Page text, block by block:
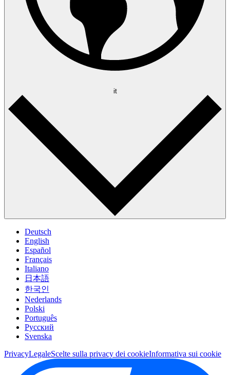
it
Deutsch
English
Español
Français
Italiano
日本語
한국인
Nederlands
Polski
Português
Pусский
Svenska
PrivacyLegaleScelte sulla privacy dei cookieInformativa sui cookie